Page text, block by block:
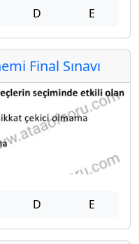
D E
Final Sınavı
D E